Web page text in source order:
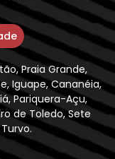
Praia Grande,
Iguape, Cananéia,
Pariquera-Açu,
de Toledo, Sete